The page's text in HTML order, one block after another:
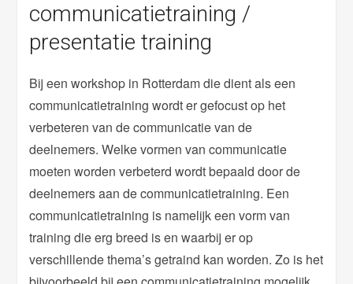
communicatietraining /
presentatie training
Bij een workshop in Rotterdam die dient als een
communicatietraining wordt er gefocust op het
verbeteren van de communicatie van de
deelnemers. Welke vormen van communicatie
moeten worden verbeterd wordt bepaald door de
deelnemers aan de communicatietraining. Een
communicatietraining is namelijk een vorm van
training die erg breed is en waarbij er op
verschillende thema’s getraind kan worden. Zo is het